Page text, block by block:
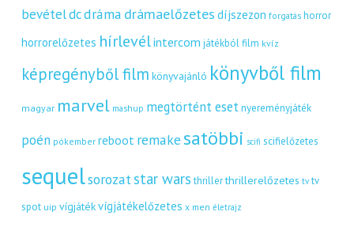
bevételdcdráma drámaelőzetes díjszezon forgatás horror
horrorelőzetes hírlevélintercom játékból film kvíz
képregényből film könyvajánló könyvből film
magyar marvel mashup megtörtént eset nyereményjáték
poén pókember reboot remakesatöbbi scifi scifielőzetes
sequelsorozatstar wars thriller thrillerelőzetes tv tv
spot uip vígjátékvígjátékelőzetes x men életrajz